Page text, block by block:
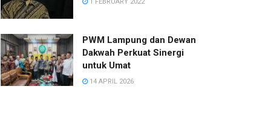
1 FEBRUARY 2022
PWM Lampung dan Dewan
Dakwah Perkuat Sinergi
untuk Umat
14 APRIL 2026